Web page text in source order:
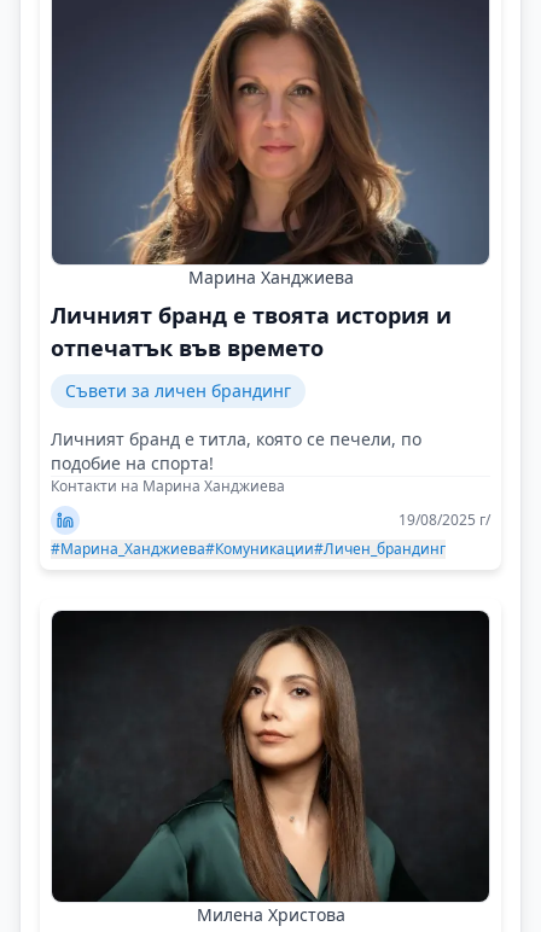
Марина Ханджиева
Личният бранд е твоята история и
отпечатък във времето
Съвети за личен брандинг
Личният бранд е титла, която се печели, по
подобие на спорта!
Контакти на Марина Ханджиева
19/08/2025 г/
#Марина_Ханджиева#Комуникации#Личен_брандинг
Милена Христова